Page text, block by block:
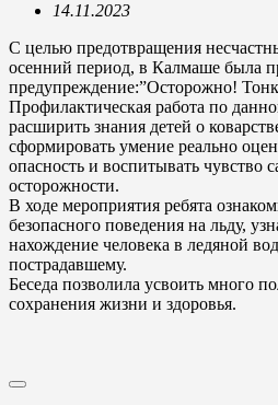
14.11.2023
С целью предотвращения
осенний период, в Калмаше была
предупреждение:”Осторожно!
Профилактическая работа по
расширить знания детей о
сформировать умение реально
опасность и воспитывать чувство
осторожности.
В ходе мероприятия ребята
безопасного поведения на льду,
нахождение человека в ледяной
пострадавшему.
Беседа позволила усвоить много
сохранения жизни и здоровья.